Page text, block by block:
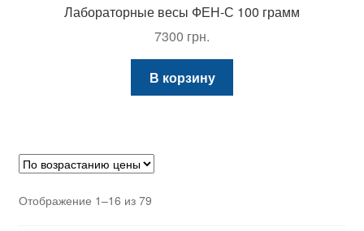
Лабораторные весы ФЕН-С 100 грамм
7300 грн.
В корзину
Отображение 1–16 из 79Цены: